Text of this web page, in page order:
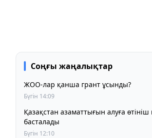
Соңғы жаңалықтар
ЖОО-лар қанша грант ұсынды?
Бүгін 14:09
Қазақстан азаматтығын алуға
басталады
Бүгін 12:10